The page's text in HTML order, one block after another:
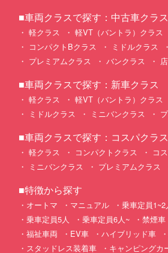
■車両クラスで探す：中古車クラス
軽クラス 軽VT（バントラ）クラス
コンパクトBクラス
ミドルクラス
プレミアムクラス
バンクラス
■車両クラスで探す：新車クラス
軽クラス 軽VT（バントラ）クラス
ミドルクラス
ミニバンクラス
■車両クラスで探す：コスパクラス
軽クラス コンパクトクラス
コ
ミニバンクラス
プレミアムクラス
■特徴から探す
オートマ マニュアル 乗車定員1~2
乗車定員5人
乗車定員6人~ 禁煙車
福祉車両
EV車 ハイブリッド車
スタッドレス装着車
キャンピングカ